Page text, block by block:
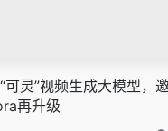
可灵”视频生成大模型，
再升级